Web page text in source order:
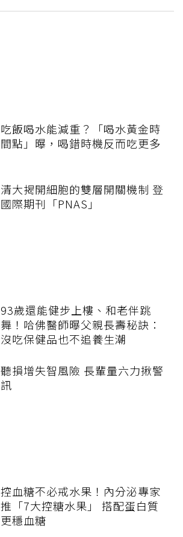
吃飯喝水能減重？「喝水黃金時
間點」曝，喝錯時機反而吃更多
清大揭開細胞的雙層開關機制 登
國際期刊「PNAS」
93歲還能健步上樓、和老伴跳
舞！哈佛醫師曝父親長壽秘訣：
沒吃保健品也不追養生潮
聽損增失智風險 長輩量六力揪警
訊
控血糖不必戒水果！內分泌專家
推「7大控糖水果」 搭配蛋白質
更穩血糖